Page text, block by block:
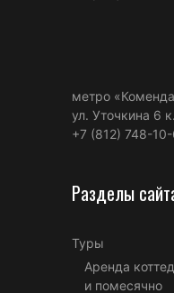
метро
ул. Уточкина 6
+7 (812) 748-
Разделы
Туры
Аренда
и помесячно